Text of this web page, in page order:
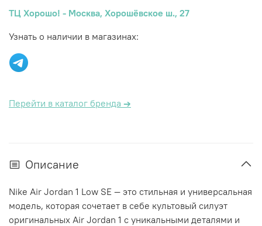
ТЦ Хорошо! - Москва, Хорошёвское ш., 27
Узнать о наличии в магазинах:
Перейти в каталог бренда →
Описание
Nike Air Jordan 1 Low SE — это стильная и универсальная
модель, которая сочетает в себе культовый силуэт
оригинальных Air Jordan 1 с уникальными деталями и